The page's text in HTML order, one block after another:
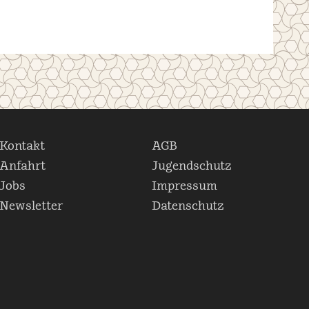
Kontakt
Anfahrt
Jobs
Newsletter
AGB
Jugendschutz
Impressum
Datenschutz